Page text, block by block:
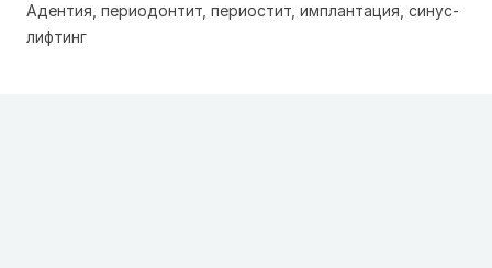
Адентия, периодонтит, периостит, имплантация, синус-
лифтинг